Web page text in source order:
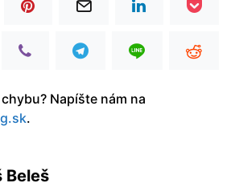
Napíšte nám na
.
Beleš